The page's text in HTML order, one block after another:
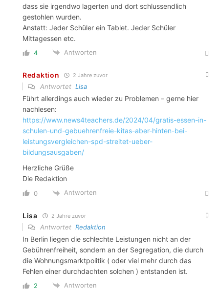
dass sie irgendwo lagerten und dort schlussendlich
gestohlen wurden.
Anstatt: Jeder Schüler ein Tablet. Jeder Schüler
Mittagessen etc.
4 Antworten
Redaktion 2 Jahre zuvor
Antwortet Lisa
Führt allerdings auch wieder zu Problemen – gerne hier
nachlesen:
https://www.news4teachers.de/2024/04/gratis-essen-in-
schulen-und-gebuehrenfreie-kitas-aber-hinten-bei-
leistungsvergleichen-spd-streitet-ueber-
bildungsausgaben/
Herzliche Grüße
Die Redaktion
0 Antworten
Lisa 2 Jahre zuvor
Antwortet Redaktion
In Berlin liegen die schlechte Leistungen nicht an der
Gebührenfreiheit, sondern an der Segregation, die durch
die Wohnungsmarktpolitik ( oder viel mehr durch das
Fehlen einer durchdachten solchen ) entstanden ist.
2 Antworten